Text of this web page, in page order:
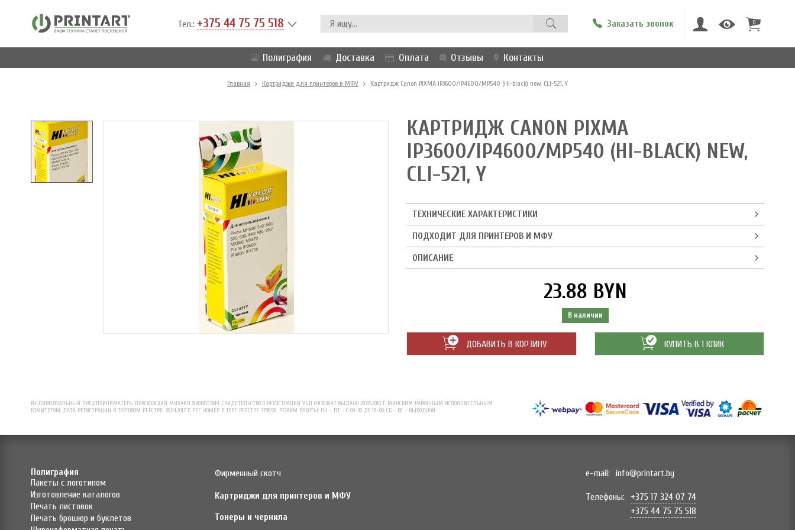
Тел.: +375 44 75 75 518 Заказать звонок 0
Полиграфия Доставка Оплата Отзывы Контакты
Главная Картриджи для принтеров и МФУ Картридж Canon PIXMA iP3600/iP4600/MP540 (Hi-black) new, CLI-521, Y
КАРТРИДЖ CANON PIXMA
IP3600/IP4600/MP540 (HI-BLACK) NEW,
CLI-521, Y
ТЕХНИЧЕСКИЕ ХАРАКТЕРИСТИКИ
ПОДХОДИТ ДЛЯ ПРИНТЕРОВ И МФУ
ОПИСАНИЕ
23.88 BYN
В наличии
ДОБАВИТЬ В КОРЗИНУ КУПИТЬ В 1 КЛИК
ИНДИВИДУАЛЬНЫЙ ПРЕДПРИНИМАТЕЛЬ ПРАСКОВСКИЙ МИХАИЛ ЯКОВЛЕВИЧ. СВИДЕТЕЛЬСТВО О РЕГИСТРАЦИИ УНП 691303847 ВЫДАНО 28.05.2010 Г. МИНСКИМ РАЙОННЫМ ИСПОЛНИТЕЛЬНЫМ
КОМИТЕТОМ. ДАТА РЕГИСТРАЦИИ В ТОРГОВОМ РЕЕСТРЕ: 28.04.2017 Г. РЕГ. НОМЕР В ТОРГ. РЕЕСТРЕ 379858. РЕЖИМ РАБОТЫ: ПН - ПТ - С 09-30 ДО 18-00; СБ - ВС - ВЫХОДНОЙ
Полиграфия
Пакеты с логотипом
Изготовление каталогов
Печать листовок
Печать брошюр и буклетов
Фирменный скотч
Картриджи для принтеров и МФУ
Тонеры и чернила
e-mail: info@printart.by
Телефоны:
+375 17 324 07 74
+375 44 75 75 518